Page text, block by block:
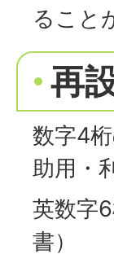
ること
再
数字4
助用・
英数字
書）